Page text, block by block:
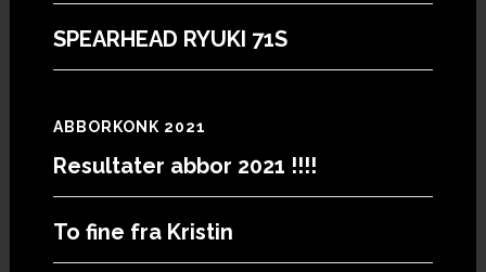
SPEARHEAD RYUKI 71S
ABBORKONK 2021
Resultater abbor 2021 !!!!
To fine fra Kristin